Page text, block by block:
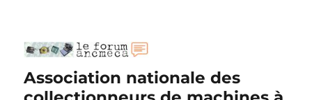
Association nationale des